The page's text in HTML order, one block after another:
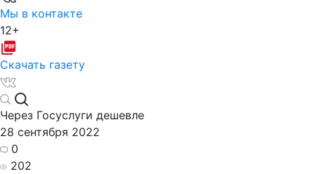
Мы в контакте
12+
Скачать газету
Через Госуслуги дешевле
28 сентября 2022
0
202